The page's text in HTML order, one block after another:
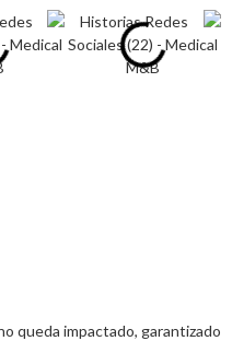
queda impactado, garantizado